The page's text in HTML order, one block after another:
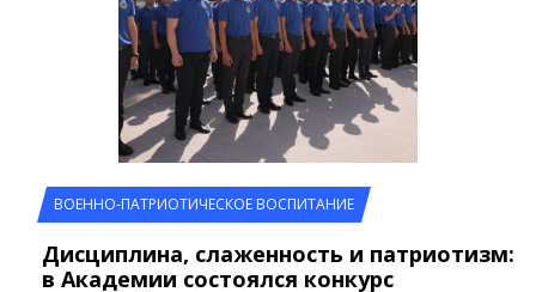
ВОЕННО-ПАТРИОТИЧЕСКОЕ ВОСПИТАНИЕ
Дисциплина, слаженность и патриотизм:
в Академии состоялся конкурс